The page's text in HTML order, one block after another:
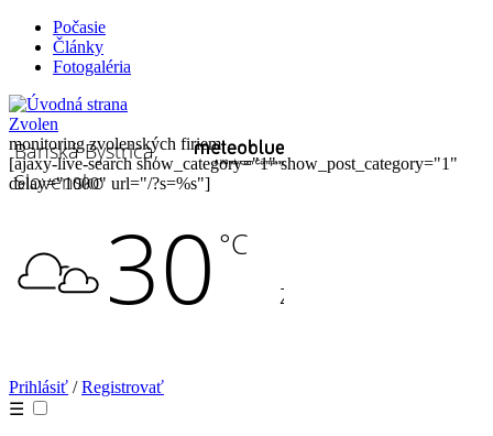
Počasie
Články
Fotogaléria
Zvolen
monitoring zvolenských firiem
[ajaxy-live-search show_category="1" show_post_category="1"
delay="1000" url="/?s=%s"]
Prihlásiť /Registrovať
☰